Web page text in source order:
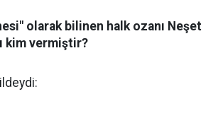
olarak bilinen halk ozanı Neşet
kim vermiştir?